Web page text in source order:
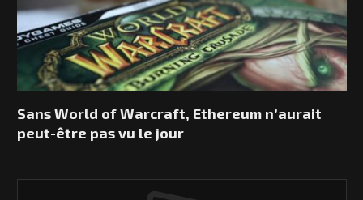
Sans World of Warcraft, Ethereum n’aurait
peut-être pas vu le jour